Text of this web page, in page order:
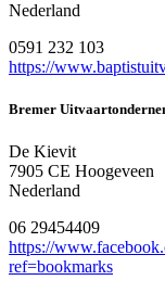
Nederland
0591 232 103
https://
Bremer
De Kievit
7905 CE Hoogeveen
Nederland
06 29454409
https://
ref=bookmarks